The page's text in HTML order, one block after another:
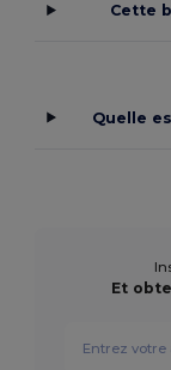
Cette
Quelle
Et